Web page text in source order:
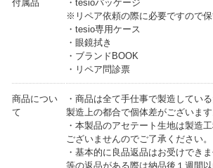
付属品
・tesioパッケージ
※リペア依頼の際に必要ですので
・tesio専用ケース
・眼鏡拭き
・ブランドBOOK
・リペア問診票
商品につい
て
・商品は全て手仕事で製造してい
製造上の都合で個体差がございます
・本製品のアセテート生地は製造
ございませんのでご了承ください。
・基本的に良品返品はお受けでき
等の返品がある際は納品後１週間